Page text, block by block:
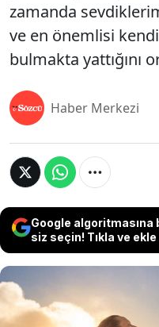
zamanda
ve en önemlisi
bulmakta yattığını
Haber Merkezi
Google algoritmasına
siz seçin! Tıkla ve ekle
Milyarlarca